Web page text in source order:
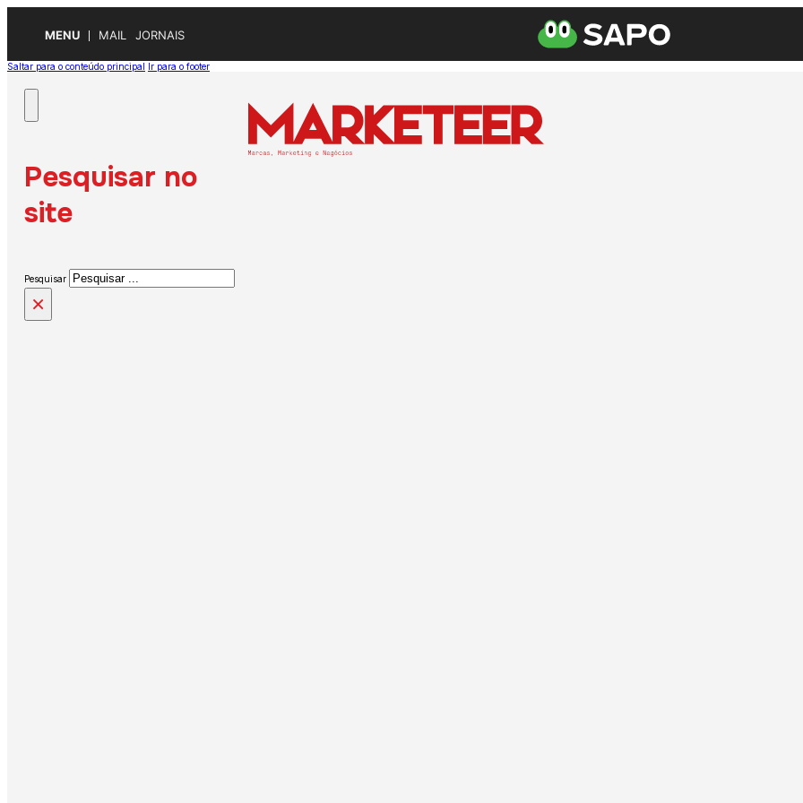
MENU MAIL JORNAIS
Saltar para o conteúdo principal Ir para o footer
Pesquisar no
site
Pesquisar
×